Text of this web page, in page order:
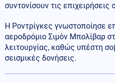
συντονίσουν τις επιχειρήσεις
Η Ροντρίγκες γνωστοποίησε
αεροδρόμιο Σιμόν Μπολίβαρ
λειτουργίας, καθώς υπέστη
σεισμικές δονήσεις.